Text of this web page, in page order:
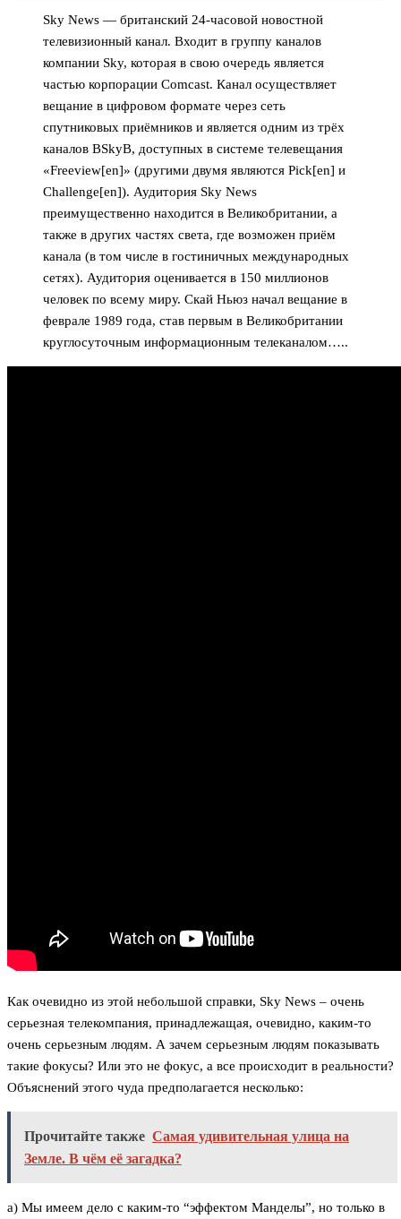
Sky News — британский 24-часовой новостной
телевизионный канал. Входит в группу каналов
компании Sky, которая в свою очередь является
частью корпорации Comcast. Канал осуществляет
вещание в цифровом формате через сеть
спутниковых приёмников и является одним из трёх
каналов BSkyB, доступных в системе телевещания
«Freeview[en]» (другими двумя являются Pick[en] и
Challenge[en]). Аудитория Sky News
преимущественно находится в Великобритании, а
также в других частях света, где возможен приём
канала (в том числе в гостиничных международных
сетях). Аудитория оценивается в 150 миллионов
человек по всему миру. Скай Ньюз начал вещание в
феврале 1989 года, став первым в Великобритании
круглосуточным информационным телеканалом…..
Как очевидно из этой небольшой справки, Sky News – очень
серьезная телекомпания, принадлежащая, очевидно, каким-то
очень серьезным людям. А зачем серьезным людям показывать
такие фокусы? Или это не фокус, а все происходит в реальности?
Объяснений этого чуда предполагается несколько:
Прочитайте также Самая удивительная улица на
Земле. В чём её загадка?
а) Мы имеем дело с каким-то “эффектом Манделы”, но только в